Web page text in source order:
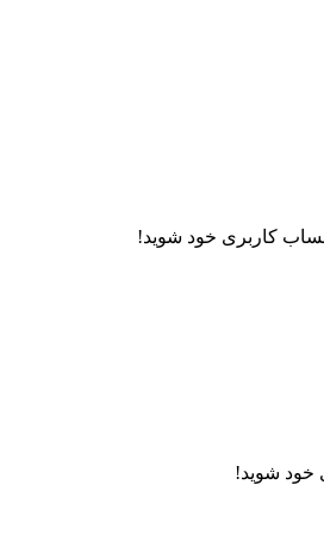
حساب کاربری خود شوید!
خود شوید!